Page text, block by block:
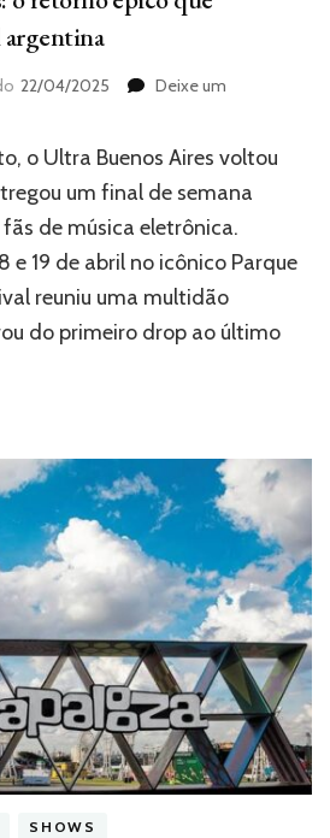
22/04/2025
Deixe um
o Ultra Buenos Aires voltou
um final de semana
de música eletrônica.
e 19 de abril no icônico Parque
reuniu uma multidão
do primeiro drop ao último
SHOWS